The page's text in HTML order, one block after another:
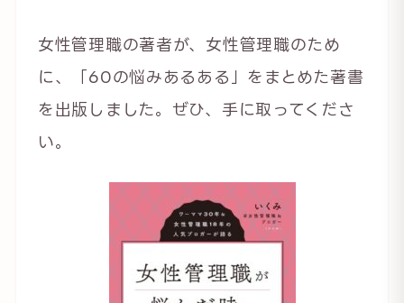
女性管理職の著者が、女性管理職のため
に、「60の悩みあるある」をまとめた著書
を出版しました。ぜひ、手に取ってくださ
い。